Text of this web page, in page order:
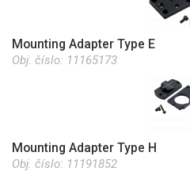
Mounting Adapter Type E
Obj. číslo: 11165173
Mounting Adapter Type H
Obj. číslo: 11191852